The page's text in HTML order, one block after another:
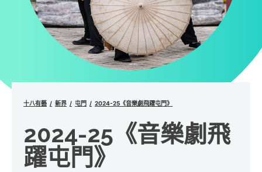
十八有藝 新界 屯門 2024-25《音樂劇飛躍屯門》
2024-25《音樂劇飛
躍屯門》